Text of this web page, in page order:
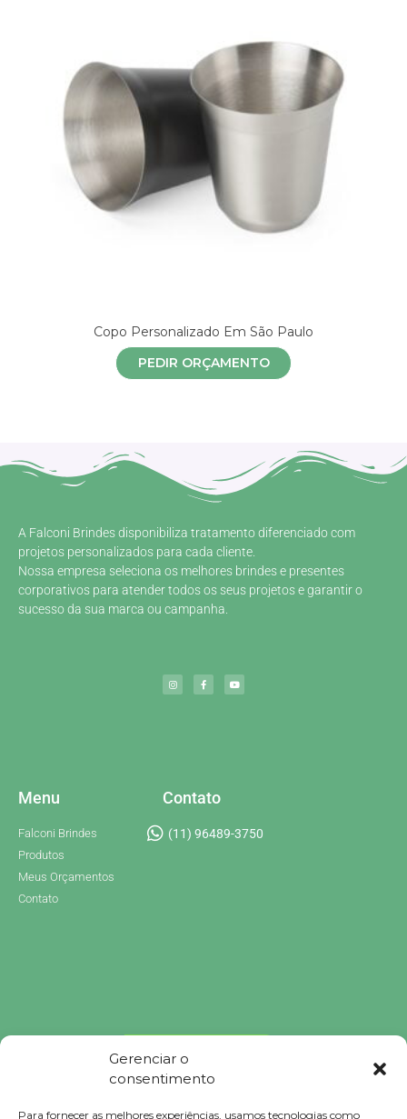
Gerenciar o
consentimento
Para fornecer as melhores experiências, usamos tecnologias como
Copo Personalizado Em São Paulo
PEDIR ORÇAMENTO
A Falconi Brindes disponibiliza tratamento diferenciado com
projetos personalizados para cada cliente.
Nossa empresa seleciona os melhores brindes e presentes
corporativos para atender todos os seus projetos e garantir o
sucesso da sua marca ou campanha.
Menu
Falconi Brindes
Produtos
Meus Orçamentos
Contato
Contato
(11) 96489-3750